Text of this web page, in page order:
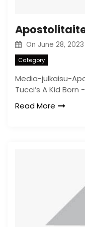
On June 28, 2023
Category
Media-julkaisu-
Tucci’s A Kid Born
Read More